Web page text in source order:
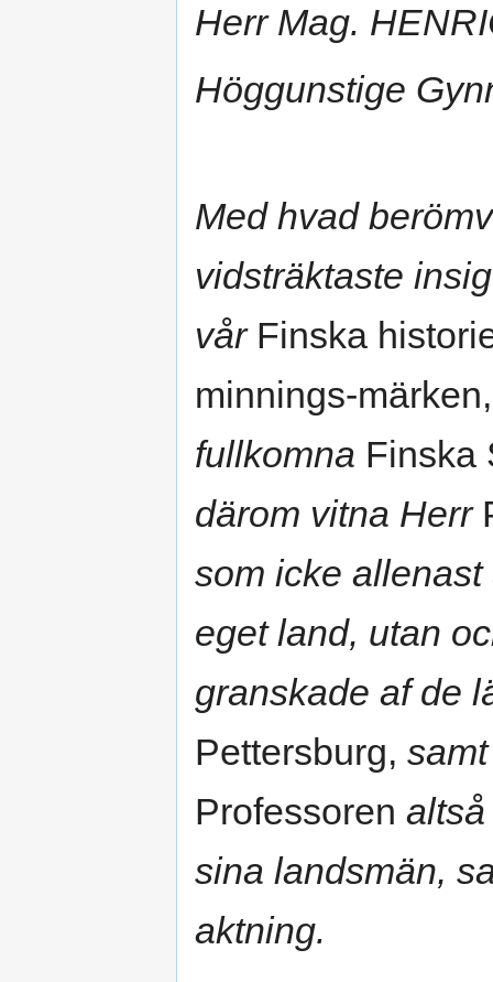
Herr Mag.
Höggunstige
Med hvad
vidsträktaste
vårFinska
minnings-
fullkomna Finska
därom vitna Herr
som icke
eget land, utan
granskade af de
Pettersburg,
Professoren
sina landsmän,
aktning.